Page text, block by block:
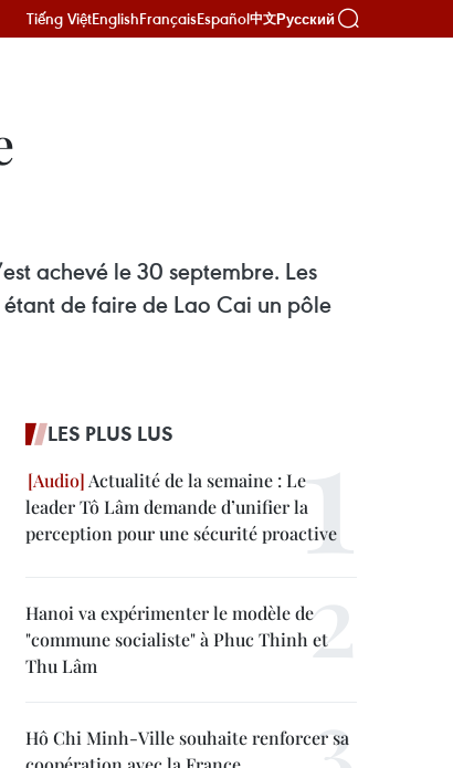
Tiếng ViệtEnglishFrançaisEspañol中文Русский
achevé le 30 septembre. Les
étant de faire de Lao Cai un pôle
LES PLUS LUS
Actualité de la semaine : Le
leader Tô Lâm demande d’unifier la
perception pour une sécurité proactive
Hanoi va expérimenter le modèle de
"commune socialiste" à Phuc Thinh et
Thu Lâm
Hô Chi Minh-Ville souhaite renforcer sa